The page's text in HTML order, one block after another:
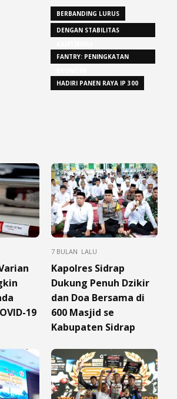
BERBANDING LURUS
DENGAN STABILITAS
FANTRY: PENINGKATAN
HADIRI PANEN RAYA IP 300
19
7 BULAN LALU
Kapolres Sidrap
Dukung Penuh Dzikir
dan Doa Bersama di
600 Masjid se
Kabupaten Sidrap